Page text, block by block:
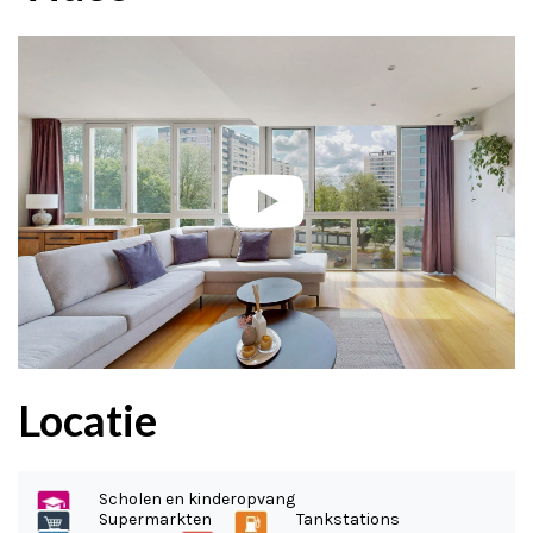
Locatie
Scholen en kinderopvang
Supermarkten
Tankstations